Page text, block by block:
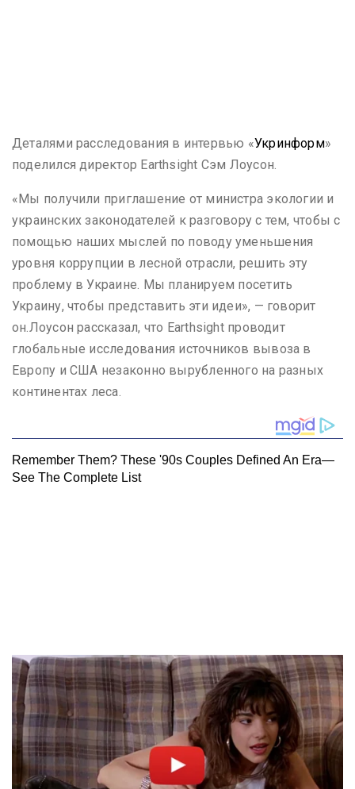
Деталями расследования в интервью «Укринформ»
поделился директор Earthsight Сэм Лоусон.
«Мы получили приглашение от министра экологии и
украинских законодателей к разговору с тем, чтобы с
помощью наших мыслей по поводу уменьшения
уровня коррупции в лесной отрасли, решить эту
проблему в Украине. Мы планируем посетить
Украину, чтобы представить эти идеи», — говорит
он.Лоусон рассказал, что Earthsight проводит
глобальные исследования источников вывоза в
Европу и США незаконно вырубленного на разных
континентах леса.